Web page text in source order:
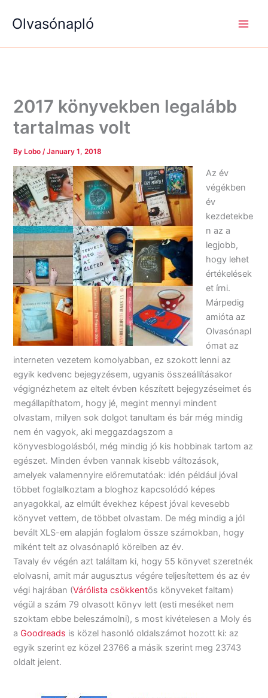
Olvasónapló
2017 könyvekben legalább
tartalmas volt
By Lobo/January 1, 2018
Az év
végékben
év
kezdetekbe
n az a
legjobb,
hogy lehet
értékelések
et írni.
Márpedig
amióta az
Olvasónapl
ómat az
interneten vezetem komolyabban, ez szokott lenni az
egyik kedvenc bejegyzésem, ugyanis összeállításakor
végignézhetem az eltelt évben készített bejegyzéseimet és
megállapíthatom, hogy jé, megint mennyi mindent
olvastam, milyen sok dolgot tanultam és bár még mindig
nem én vagyok, aki meggazdagszom a
könyvesblogolásból, még mindig jó kis hobbinak tartom az
egészet. Minden évben vannak kisebb változások,
amelyek valamennyire előremutatóak: idén például jóval
többet foglalkoztam a bloghoz kapcsolódó képes
anyagokkal, az elmúlt évekhez képest jóval kevesebb
könyvet vettem, de többet olvastam. De még mindig a jól
bevált XLS-em alapján foglalom össze számokban, hogy
miként telt az olvasónapló köreiben az év.
Tavaly év végén azt találtam ki, hogy 55 könyvet szeretnék
elolvasni, amit már augusztus végére teljesítettem és az év
végi hajrában (Várólista csökkentős könyveket faltam)
végül a szám 79 olvasott könyv lett (esti meséket nem
szoktam ebbe beleszámolni), s most kivételesen a Moly és
a Goodreads is közel hasonló oldalszámot hozott ki: az
egyik szerint ez közel 23766 a másik szerint meg 23743
oldalt jelent.
e
a
é
g
k
é
g
k